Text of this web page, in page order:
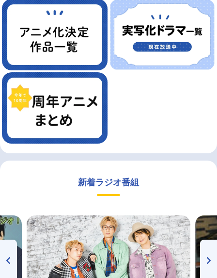
新着ラジオ番組